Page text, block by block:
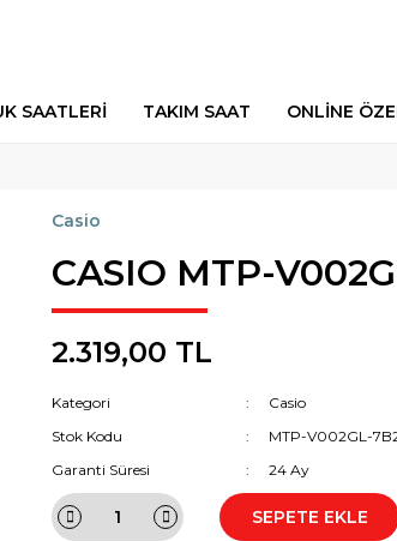
SAATLERİ TAKIM SAAT ONLİNE
Casio
CASIO MTP-
2.319,00 TL
Kategori
Casio
Stok Kodu
MTP-V002GL-
Garanti Süresi
24 Ay
SEPETE EKLE